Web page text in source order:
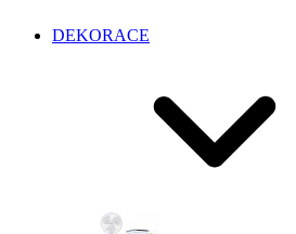
DEKORACE